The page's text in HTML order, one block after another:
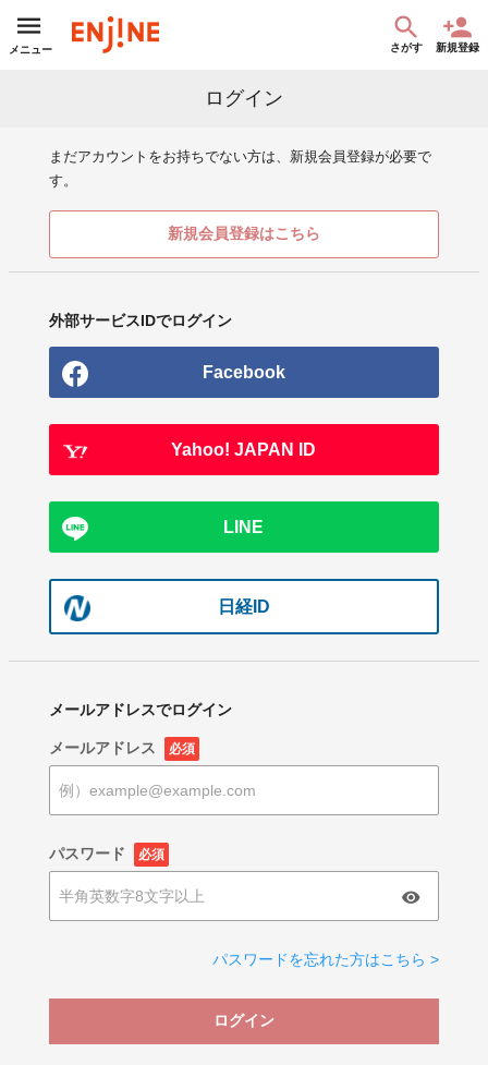
メニュー さがす 新規登録
ログイン
まだアカウントをお持ちでない方は、新規会員登録が必要で
す。
新規会員登録はこちら
外部サービスIDでログイン
Facebook
Yahoo! JAPAN ID
LINE
日経ID
メールアドレスでログイン
メールアドレス 必須
パスワード 必須
パスワードを忘れた方はこちら >
ログイン